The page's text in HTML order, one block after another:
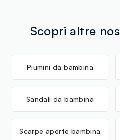
Scopri altre
Piumini da bambina
Sandali da bambina
Scarpe aperte bambina